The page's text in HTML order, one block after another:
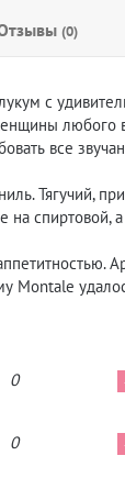
(0)
с
любого
все
Тягучий,
на
Montale
0
0